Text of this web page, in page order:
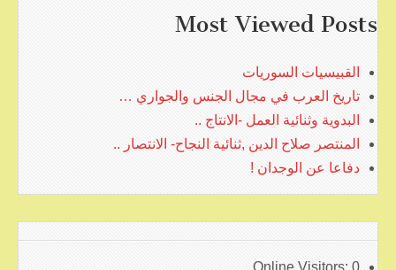
Most Viewed Posts
القبيسيات السوريات
تاريخ العرب في مجال الجنس والجواري …
البدوية وثنائية العمل -الانتاج ..
المنتصر صلاح الدين ,ثنائية النجاح- الانتصار ..
دفاعا عن الوجدان !
Online Visitors: 0